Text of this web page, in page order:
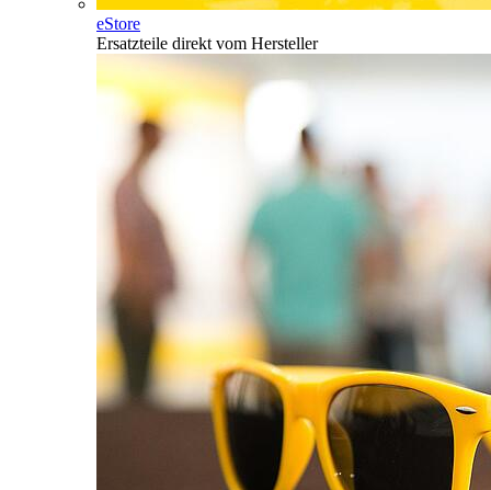
eStore
Ersatzteile direkt vom Hersteller